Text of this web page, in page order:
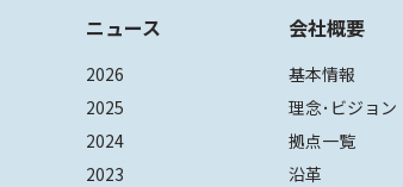
ニュース
2026
2025
2024
2023
会社概要
基本情報
理念･ビジョン
拠点一覧
沿革